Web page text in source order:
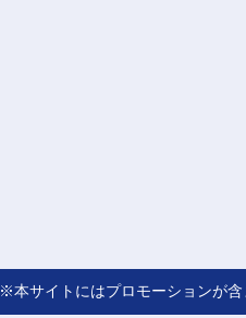
※本サイトにはプロモーションが含